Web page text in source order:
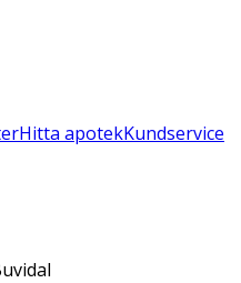
Hitta apotekKundservice